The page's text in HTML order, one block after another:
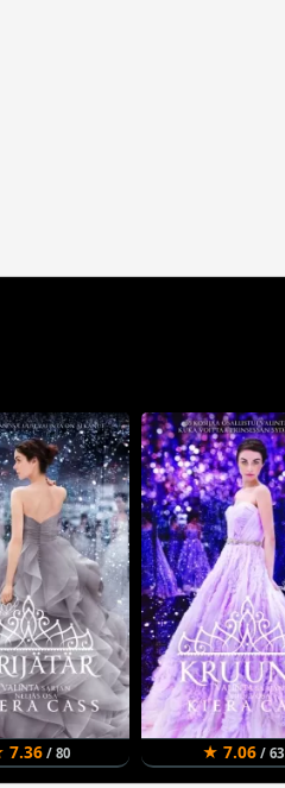
7.36/ 80 ★ 7.06/ 63